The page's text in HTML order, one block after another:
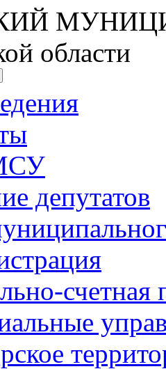
области
депутатов
счетная